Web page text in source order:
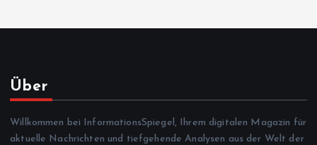
Über
Willkommen bei InformationsSpiegel, Ihrem digitalen Magazin für
aktuelle Nachrichten und tiefgehende Analysen aus der Welt der